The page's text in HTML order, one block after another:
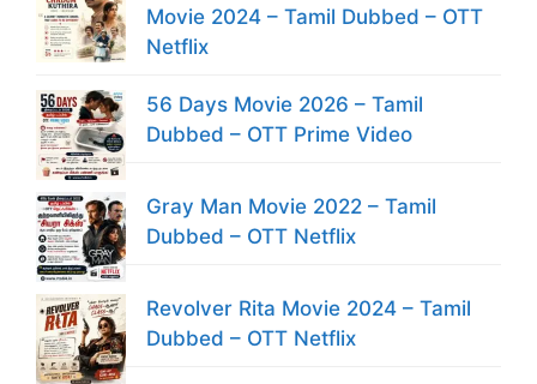
Movie 2024 – Tamil Dubbed – OTT
Netflix
56 Days Movie 2026 – Tamil
Dubbed – OTT Prime Video
Gray Man Movie 2022 – Tamil
Dubbed – OTT Netflix
Revolver Rita Movie 2024 – Tamil
Dubbed – OTT Netflix